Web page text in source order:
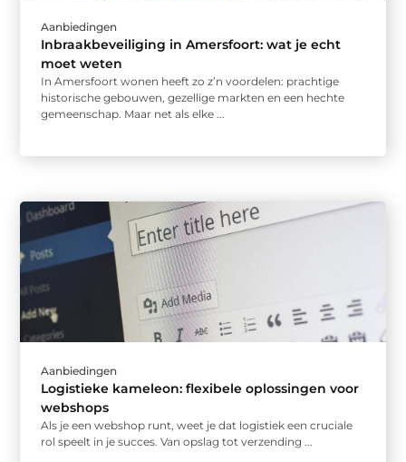
Aanbiedingen
Inbraakbeveiliging in Amersfoort: wat je echt
moet weten
In Amersfoort wonen heeft zo z’n voordelen: prachtige
historische gebouwen, gezellige markten en een hechte
gemeenschap. Maar net als elke ...
Aanbiedingen
Logistieke kameleon: flexibele oplossingen voor
webshops
Als je een webshop runt, weet je dat logistiek een cruciale
rol speelt in je succes. Van opslag tot verzending ...